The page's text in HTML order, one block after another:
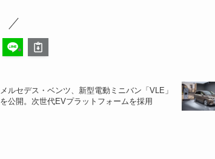
メルセデス・ベンツ、新型電動ミニバン「VLE」
を公開。次世代EVプラットフォームを採用